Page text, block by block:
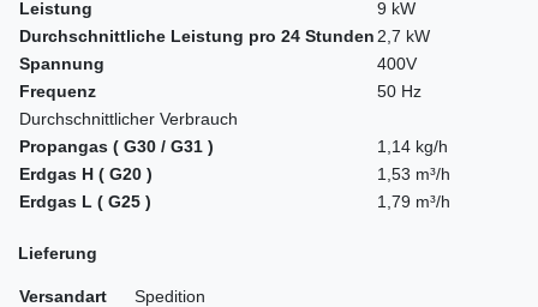
Leistung
9 kW
Durchschnittliche Leistung pro 24 Stunden 2,7 kW
Spannung
400V
Frequenz
50 Hz
Durchschnittlicher Verbrauch
Propangas ( G30 / G31 )
1,14 kg/h
Erdgas H ( G20 )
1,53 m³/h
Erdgas L ( G25 )
1,79 m³/h
Lieferung
Versandart
Spedition